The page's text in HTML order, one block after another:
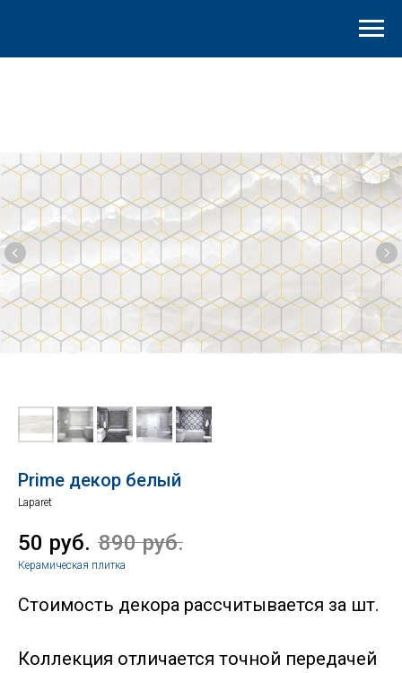
Prime декор белый
Laparet
50 руб. 890 руб.
Керамическая плитка
Стоимость декора рассчитывается за шт.
Коллекция отличается точной передачей